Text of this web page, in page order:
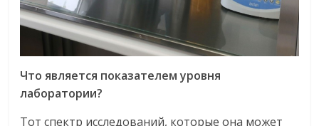
Что является показателем уровня
лаборатории?
Тот спектр исследований, которые она может